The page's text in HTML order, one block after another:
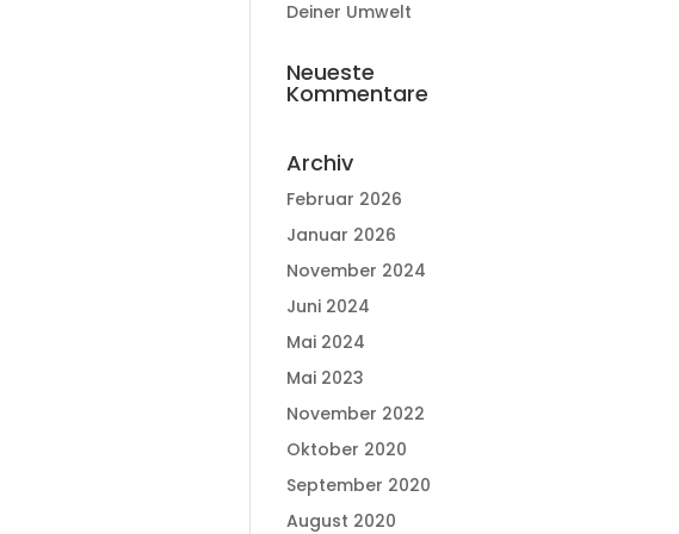
Deiner Umwelt
Neueste
Kommentare
Archiv
Februar 2026
Januar 2026
November 2024
Juni 2024
Mai 2024
Mai 2023
November 2022
Oktober 2020
September 2020
August 2020